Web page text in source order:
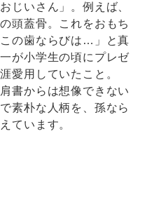
じいさん」。例えば、
頭蓋骨。これをおもち
の歯ならびは…」と真
が小学生の頃にプレゼ
愛用していたこと。
書からは想像できない
素朴な人柄を、孫なら
ています。